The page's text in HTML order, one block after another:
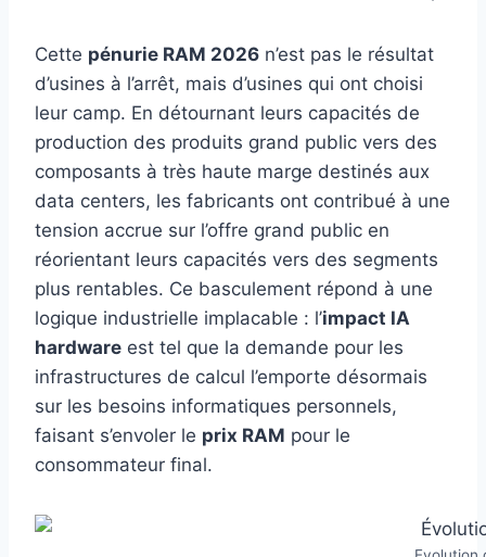
Cette pénurie RAM 2026 n’est pas le résultat
d’usines à l’arrêt, mais d’usines qui ont choisi
leur camp. En détournant leurs capacités de
production des produits grand public vers des
composants à très haute marge destinés aux
data centers, les fabricants ont contribué à une
tension accrue sur l’offre grand public en
réorientant leurs capacités vers des segments
plus rentables. Ce basculement répond à une
logique industrielle implacable : l’impact IA
hardware est tel que la demande pour les
infrastructures de calcul l’emporte désormais
sur les besoins informatiques personnels,
faisant s’envoler le prix RAM pour le
consommateur final.